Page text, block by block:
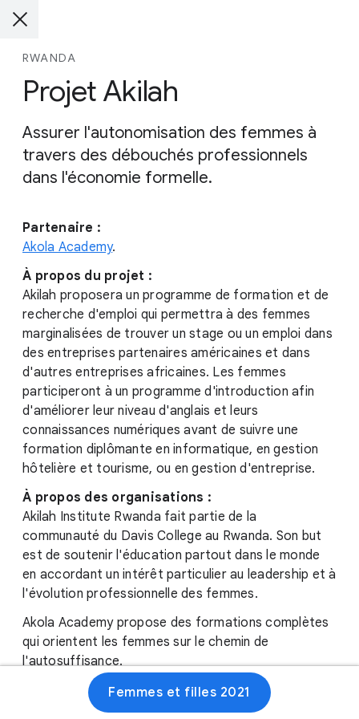
RWANDA
Projet Akilah
Assurer l'autonomisation des femmes à
travers des débouchés professionnels
dans l'économie formelle.
Partenaire :
Akola Academy.
À propos du projet :
Akilah proposera un programme de formation et de
recherche d'emploi qui permettra à des femmes
marginalisées de trouver un stage ou un emploi dans
des entreprises partenaires américaines et dans
d'autres entreprises africaines. Les femmes
participeront à un programme d'introduction afin
d'améliorer leur niveau d'anglais et leurs
connaissances numériques avant de suivre une
formation diplômante en informatique, en gestion
hôtelière et tourisme, ou en gestion d'entreprise.
À propos des organisations :
Akilah Institute Rwanda fait partie de la
communauté du Davis College au Rwanda. Son but
est de soutenir l'éducation partout dans le monde
en accordant un intérêt particulier au leadership et à
l'évolution professionnelle des femmes.
Akola Academy propose des formations complètes
qui orientent les femmes sur le chemin de
l'autosuffisance.
Femmes et filles 2021